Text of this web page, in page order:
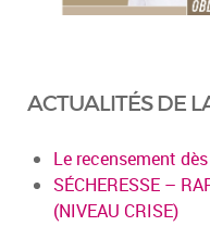
ACTUALITÉS DE
Le recensement
SÉCHERESSE –
(NIVEAU CRISE)